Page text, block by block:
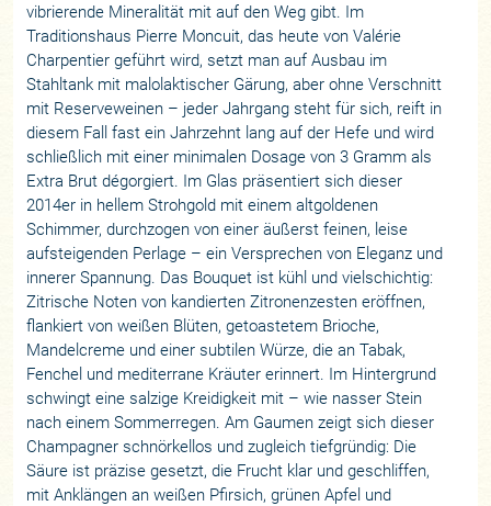
vibrierende Mineralität mit auf den Weg gibt. Im
Traditionshaus Pierre Moncuit, das heute von Valérie
Charpentier geführt wird, setzt man auf Ausbau im
Stahltank mit malolaktischer Gärung, aber ohne Verschnitt
mit Reserveweinen – jeder Jahrgang steht für sich, reift in
diesem Fall fast ein Jahrzehnt lang auf der Hefe und wird
schließlich mit einer minimalen Dosage von 3 Gramm als
Extra Brut dégorgiert. Im Glas präsentiert sich dieser
2014er in hellem Strohgold mit einem altgoldenen
Schimmer, durchzogen von einer äußerst feinen, leise
aufsteigenden Perlage – ein Versprechen von Eleganz und
innerer Spannung. Das Bouquet ist kühl und vielschichtig:
Zitrische Noten von kandierten Zitronenzesten eröffnen,
flankiert von weißen Blüten, getoastetem Brioche,
Mandelcreme und einer subtilen Würze, die an Tabak,
Fenchel und mediterrane Kräuter erinnert. Im Hintergrund
schwingt eine salzige Kreidigkeit mit – wie nasser Stein
nach einem Sommerregen. Am Gaumen zeigt sich dieser
Champagner schnörkellos und zugleich tiefgründig: Die
Säure ist präzise gesetzt, die Frucht klar und geschliffen,
mit Anklängen an weißen Pfirsich, grünen Apfel und